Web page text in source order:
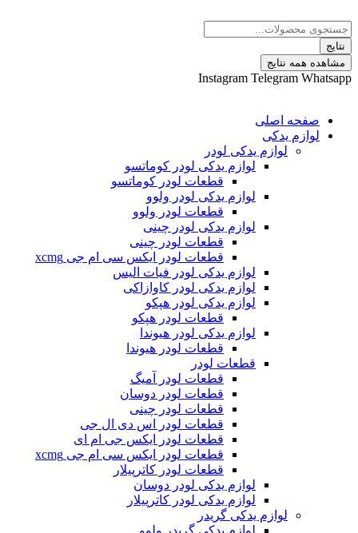
نتایج
Instagram Telegram
اصلی
یدکی
لوازم یدکی لودر
لوازم یدکی لودر کوماتسو
قطعات لودر کوماتسو
لوازم یدکی لودر ولوو
قطعات لودر ولوو
لوازم یدکی لودر چینی
قطعات لودر چینی
قطعات لودر ایکس سی ام جی xcmg
لوازم یدکی لودر فیات الیس
لوازم یدکی لودر کاوازاکی
لوازم یدکی لودر هپکو
قطعات لودر هپکو
لوازم یدکی لودر هیوندا
قطعات لودر هیوندا
قطعات لودر
قطعات لودر آمیگ
قطعات لودر دوسان
قطعات لودر چینی
قطعات لودر اس دی ال جی
قطعات لودر ایکس جی ام ای
قطعات لودر ایکس سی ام جی xcmg
قطعات لودر کاترپیلار
لوازم یدکی لودر دوسان
لوازم یدکی لودر کاترپیلار
لوازم یدکی گریدر
لوازم یدکی گریدر ولوو